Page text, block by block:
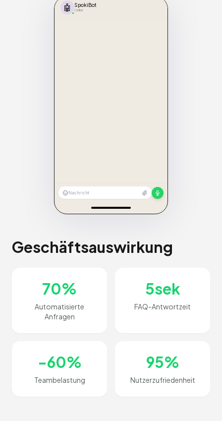
🤖 SpokiBot
Online
Nachricht
Geschäftsauswirkung
70%
Automatisierte
Anfragen
5sek
FAQ-Antwortzeit
-60%
Teambelastung
95%
Nutzerzufriedenheit